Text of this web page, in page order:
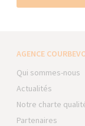
AGENCE
Qui sommes-nous
Actualités
Notre charte
Partenaires